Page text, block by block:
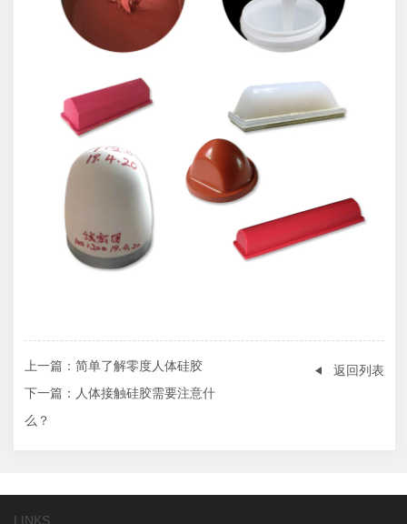
上一篇 ：简单了解零度人体硅胶
下一篇 ：人体接触硅胶需要注意什
么？
返回列表
LINKS